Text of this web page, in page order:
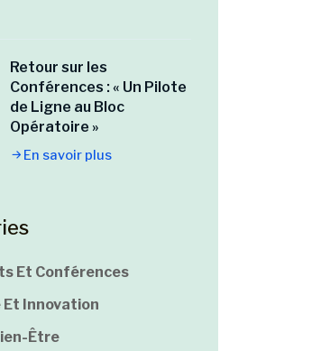
Retour sur les
Conférences : « Un Pilote
de Ligne au Bloc
Opératoire »
En savoir plus
Et Conférences
Et Innovation
Être